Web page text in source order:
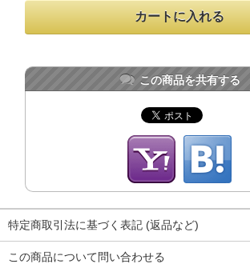
この商品を共有する
特定商取引法に基づく表記 (返品など)
この商品について問い合わせる